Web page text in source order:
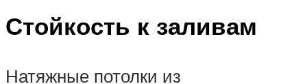
Стойкость к заливам
Натяжные потолки из